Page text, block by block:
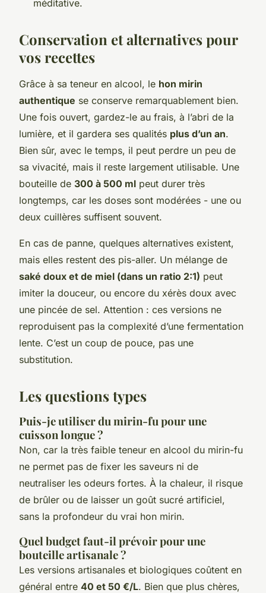
méditative.
Conservation et alternatives pour
vos recettes
Grâce à sa teneur en alcool, le hon mirin
authentique se conserve remarquablement bien.
Une fois ouvert, gardez-le au frais, à l’abri de la
lumière, et il gardera ses qualités plus d’un an.
Bien sûr, avec le temps, il peut perdre un peu de
sa vivacité, mais il reste largement utilisable. Une
bouteille de 300 à 500 ml peut durer très
longtemps, car les doses sont modérées - une ou
deux cuillères suffisent souvent.
En cas de panne, quelques alternatives existent,
mais elles restent des pis-aller. Un mélange de
saké doux et de miel (dans un ratio 2:1) peut
imiter la douceur, ou encore du xérès doux avec
une pincée de sel. Attention : ces versions ne
reproduisent pas la complexité d’une fermentation
lente. C’est un coup de pouce, pas une
substitution.
Les questions types
Puis-je utiliser du mirin-fu pour une
cuisson longue ?
Non, car la très faible teneur en alcool du mirin-fu
ne permet pas de fixer les saveurs ni de
neutraliser les odeurs fortes. À la chaleur, il risque
de brûler ou de laisser un goût sucré artificiel,
sans la profondeur du vrai hon mirin.
Quel budget faut-il prévoir pour une
bouteille artisanale ?
Les versions artisanales et biologiques coûtent en
général entre 40 et 50 €/L. Bien que plus chères,